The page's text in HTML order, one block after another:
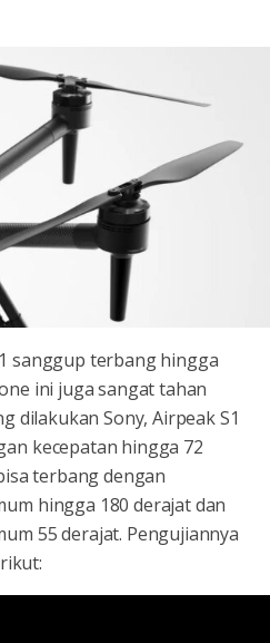
sanggup terbang hingga
ini juga sangat tahan
dilakukan Sony, Airpeak S1
kecepatan hingga 72
terbang dengan
hingga 180 derajat dan
55 derajat. Pengujiannya